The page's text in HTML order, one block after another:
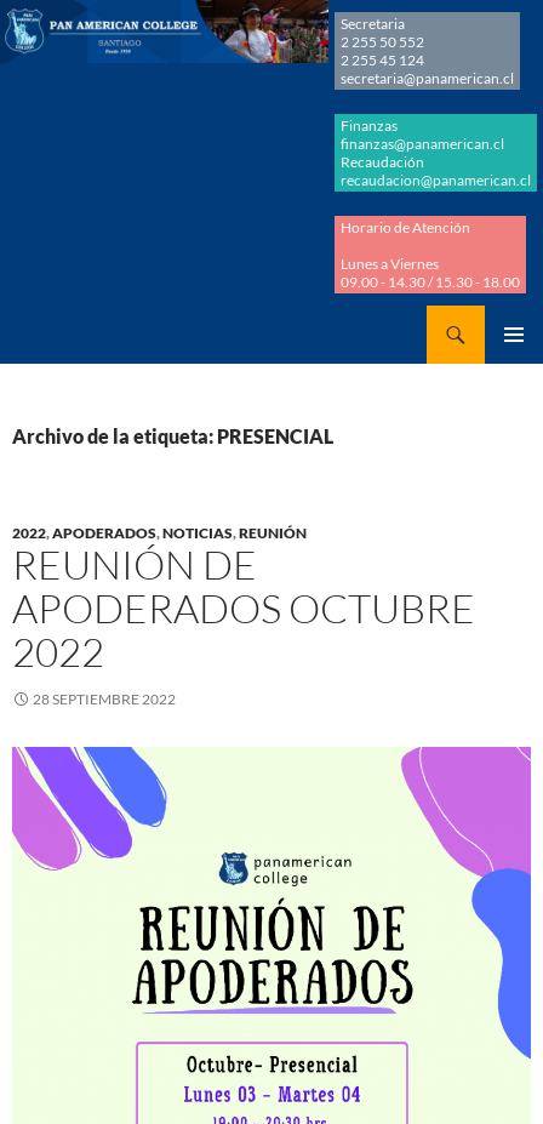
Secretaria
2 255 50 552
2 255 45 124
secretaria@panamerican.cl
Finanzas
finanzas@panamerican.cl
Recaudación
recaudacion@panamerican.cl
Horario de Atención
Lunes a Viernes
09.00 - 14.30 / 15.30 - 18.00
Archivo de la etiqueta: PRESENCIAL
2022,APODERADOS,NOTICIAS,REUNIÓN
REUNIÓN DE
APODERADOS OCTUBRE
2022
28 SEPTIEMBRE 2022